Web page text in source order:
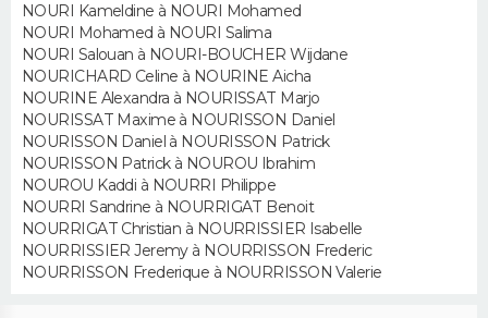
NOURI Kameldine à NOURI Mohamed
NOURI Mohamed à NOURI Salima
NOURI Salouan à NOURI-BOUCHER Wijdane
NOURICHARD Celine à NOURINE Aicha
NOURINE Alexandra à NOURISSAT Marjo
NOURISSAT Maxime à NOURISSON Daniel
NOURISSON Daniel à NOURISSON Patrick
NOURISSON Patrick à NOUROU Ibrahim
NOUROU Kaddi à NOURRI Philippe
NOURRI Sandrine à NOURRIGAT Benoit
NOURRIGAT Christian à NOURRISSIER Isabelle
NOURRISSIER Jeremy à NOURRISSON Frederic
NOURRISSON Frederique à NOURRISSON Valerie